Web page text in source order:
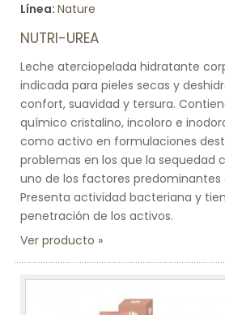
Línea: Nature
NUTRI-UREA
Leche aterciopelada hidratante
indicada para pieles secas y
confort, suavidad y tersura.
químico cristalino, incoloro e
como activo en formulaciones
problemas en los que la sequedad
uno de los factores predominantes
Presenta actividad bacteriana y
penetración de los activos.
Ver producto